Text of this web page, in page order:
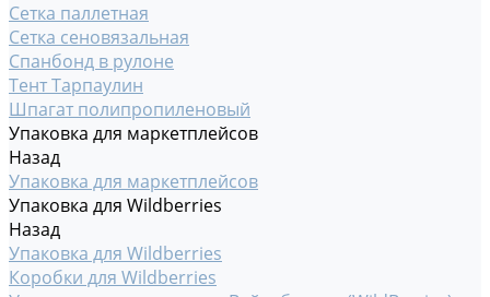
Сетка паллетная
Сетка сеновязальная
Спанбонд в рулоне
Тент Тарпаулин
Шпагат полипропиленовый
Упаковка для маркетплейсов
Назад
Упаковка для маркетплейсов
Упаковка для Wildberries
Назад
Упаковка для Wildberries
Коробки для Wildberries